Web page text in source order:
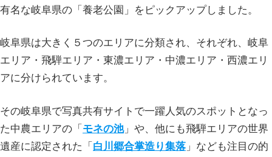
有名な岐阜県の「養老公園」をピックアップしました。
岐阜県は大きく５つのエリアに分類され、それぞれ、岐阜
エリア・飛騨エリア・東濃エリア・中濃エリア・西濃エリ
アに分けられています。
その岐阜県で写真共有サイトで一躍人気のスポットとなっ
た中農エリアの「 モネの池」や、他にも飛騨エリアの世界
遺産に認定された「 白川郷合掌造り集落 」なども注目の的